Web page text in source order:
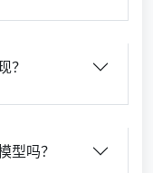
？
型吗？